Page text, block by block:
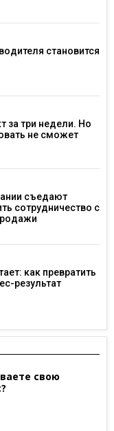
становится
за три недели. Но
не сможет
съедают
сотрудничество с
как превратить
результат
свою